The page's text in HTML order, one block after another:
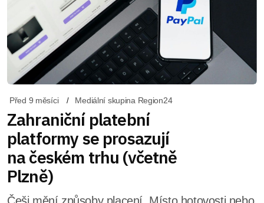
Před 9 měsíci Mediální skupina Region24
Zahraniční platební
platformy se prosazují
na českém trhu (včetně
Plzně)